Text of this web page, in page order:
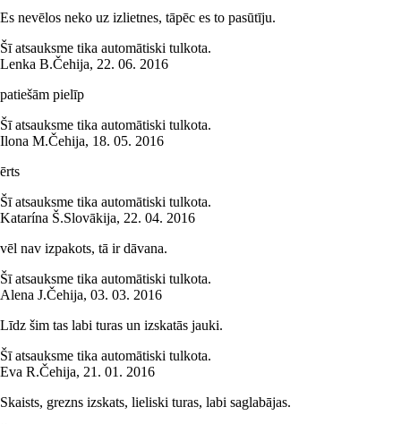
Es nevēlos neko uz izlietnes, tāpēc es to pasūtīju.
Šī atsauksme tika automātiski tulkota.
Lenka B.Čehija, 22. 06. 2016
patiešām pielīp
Šī atsauksme tika automātiski tulkota.
Ilona M.Čehija, 18. 05. 2016
ērts
Šī atsauksme tika automātiski tulkota.
Katarína Š.Slovākija, 22. 04. 2016
vēl nav izpakots, tā ir dāvana.
Šī atsauksme tika automātiski tulkota.
Alena J.Čehija, 03. 03. 2016
Līdz šim tas labi turas un izskatās jauki.
Šī atsauksme tika automātiski tulkota.
Eva R.Čehija, 21. 01. 2016
Skaists, grezns izskats, lieliski turas, labi saglabājas.